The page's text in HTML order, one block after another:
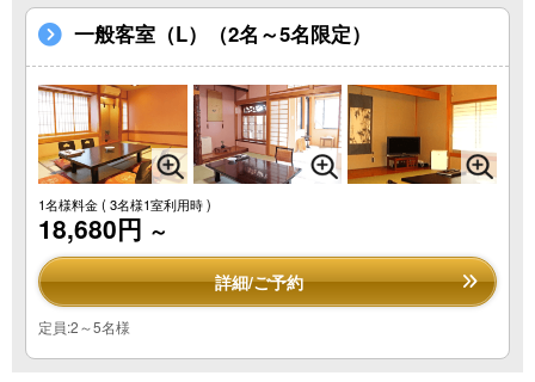
一般客室（L）（2名～5名限定）
1名様料金( 3名様1室利用時 )
18,680円 ～
詳細/ご予約
定員:2～5名様